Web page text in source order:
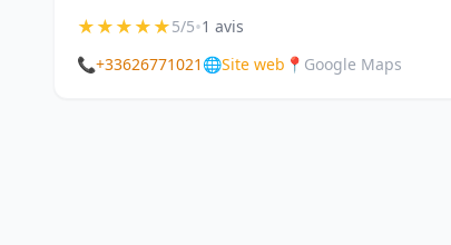
★★★★★5/5•1 avis
📞+33626771021 🌐Site web 📍 Google Maps